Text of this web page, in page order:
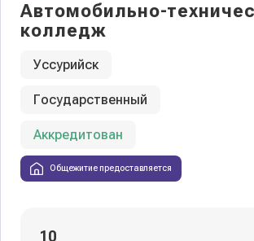
Автомобильно-
колледж
Уссурийск
Государственный
Аккредитован
Общежитие предоставляется
10